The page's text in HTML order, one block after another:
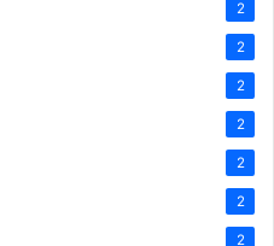
2
2
2
2
2
2
2